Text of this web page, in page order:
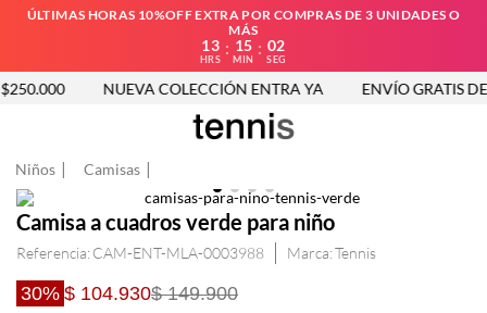
ÚLTIMAS HORAS 10%OFF EXTRA POR COMPRAS DE 3 UNIDADES O
MÁS
13
HRS
: 15
MIN
: 01
SEG
NUEVA COLECCIÓN ENTRA YA ENVÍO GRATIS
Niños Camisas
Camisa a cuadros verde para niño
Referencia: CAM-ENT-MLA-0003988 Tennis
30% $ 104.930$ 149.900